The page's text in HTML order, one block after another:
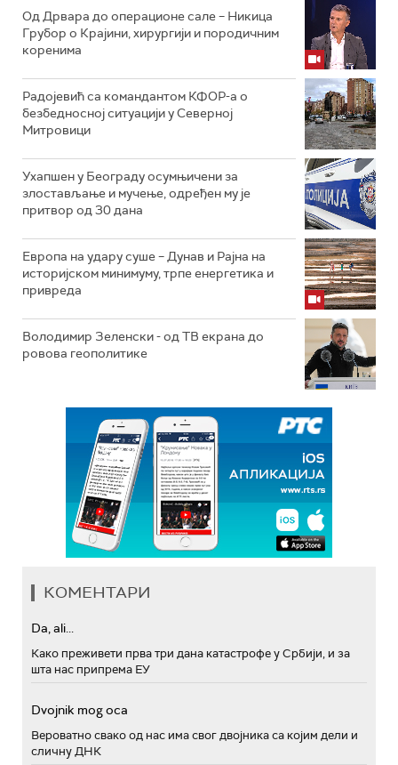
Од Дрвара до операционе сале – Никица
Грубор о Крајини, хирургији и породичним
коренима
Радојевић са командантом КФОР-а о
безбедносној ситуацији у Северној
Митровици
Ухапшен у Београду осумњичени за
злостављање и мучење, одређен му је
притвор од 30 дана
Европа на удару суше – Дунав и Рајна на
историјском минимуму, трпе енергетика и
привреда
Володимир Зеленски - од ТВ екрана до
ровова геополитике
КОМЕНТАРИ
Da, ali...
Како преживети прва три дана катастрофе у Србији, и за
шта нас припрема ЕУ
Dvojnik mog oca
Вероватно свако од нас има свог двојника са којим дели и
сличну ДНК